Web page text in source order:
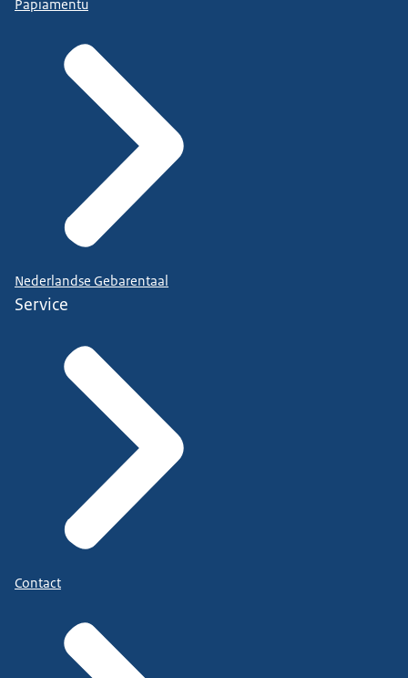
Papiamentu
Nederlandse Gebarentaal
Service
Contact